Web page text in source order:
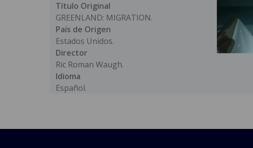
Título Original
GREENLAND: MIGRATION.
País de Origen
Estados Unidos.
Director
Ric Roman Waugh.
Idioma
Español.